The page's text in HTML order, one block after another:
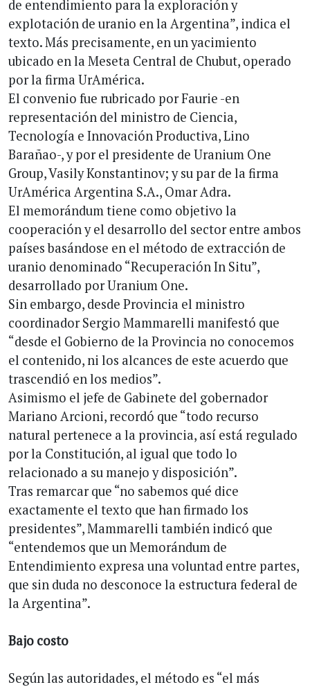
de entendimiento para la exploración y
explotación de uranio en la Argentina”, indica el
texto. Más precisamente, en un yacimiento
ubicado en la Meseta Central de Chubut, operado
por la firma UrAmérica.
El convenio fue rubricado por Faurie -en
representación del ministro de Ciencia,
Tecnología e Innovación Productiva, Lino
Barañao-, y por el presidente de Uranium One
Group, Vasily Konstantinov; y su par de la firma
UrAmérica Argentina S.A., Omar Adra.
El memorándum tiene como objetivo la
cooperación y el desarrollo del sector entre ambos
países basándose en el método de extracción de
uranio denominado “Recuperación In Situ”,
desarrollado por Uranium One.
Sin embargo, desde Provincia el ministro
coordinador Sergio Mammarelli manifestó que
“desde el Gobierno de la Provincia no conocemos
el contenido, ni los alcances de este acuerdo que
trascendió en los medios”.
Asimismo el jefe de Gabinete del gobernador
Mariano Arcioni, recordó que “todo recurso
natural pertenece a la provincia, así está regulado
por la Constitución, al igual que todo lo
relacionado a su manejo y disposición”.
Tras remarcar que “no sabemos qué dice
exactamente el texto que han firmado los
presidentes”, Mammarelli también indicó que
“entendemos que un Memorándum de
Entendimiento expresa una voluntad entre partes,
que sin duda no desconoce la estructura federal de
la Argentina”.
Bajo costo
Según las autoridades, el método es “el más